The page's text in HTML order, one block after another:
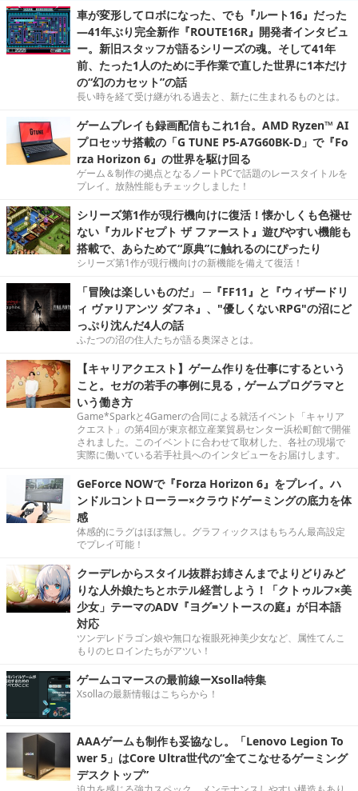
車が変形してロボになった、でも『ルート16』だった
―41年ぶり完全新作『ROUTE16R』開発者インタビュ
ー。新旧スタッフが語るシリーズの魂。そして41年
前、たった1人のために手作業で直した世界に1本だけ
の“幻のカセット”の話
長い時を経て受け継がれる過去と、新たに生まれるものとは。
ゲームプレイも録画配信もこれ1台。AMD Ryzen™ AI
プロセッサ搭載の「G TUNE P5-A7G60BK-D」で『Fo
rza Horizon 6』の世界を駆け回る
ゲーム＆制作の拠点となるノートPCで話題のレースタイトルを
プレイ。放熱性能もチェックしました！
シリーズ第1作が現行機向けに復活！懐かしくも色褪せ
ない『カルドセプト ザ ファースト』遊びやすい機能も
搭載で、あらためて“原典”に触れるのにぴったり
シリーズ第1作が現行機向けの新機能を備えて復活！
「冒険は楽しいものだ」 ─『FF11』と『ウィザードリ
ィ ヴァリアンツ ダフネ』、"優しくないRPG"の沼にど
っぷり沈んだ4人の話
ふたつの沼の住人たちが語る奥深さとは。
【キャリアクエスト】ゲーム作りを仕事にするという
こと。セガの若手の事例に見る，ゲームプログラマと
いう働き方
Game*Sparkと4Gamerの合同による就活イベント「キャリア
クエスト」の第4回が東京都立産業貿易センター浜松町館で開催
されました。このイベントに合わせて取材した、各社の現場で
実際に働いている若手社員へのインタビューをお届けします。
GeForce NOWで『Forza Horizon 6』をプレイ。ハ
ンドルコントローラー×クラウドゲーミングの底力を体
感
体感的にラグはほぼ無し。グラフィックスはもちろん最高設定
でプレイ可能！
クーデレからスタイル抜群お姉さんまでよりどりみど
りな人外娘たちとホテル経営しよう！「クトゥルフ×美
少女」テーマのADV『ヨグ=ソトースの庭』が日本語
対応
ツンデレドラゴン娘や無口な複眼死神美少女など、属性てんこ
もりのヒロインたちがアツい！
ゲームコマースの最前線ーXsolla特集
Xsollaの最新情報はこちらから！
AAAゲームも制作も妥協なし。「Lenovo Legion To
wer 5」はCore Ultra世代の“全てこなせるゲーミング
デスクトップ”